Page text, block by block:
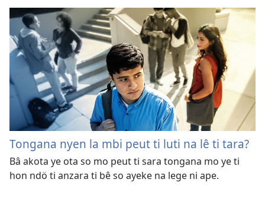
Tongana nyen la mbi peut ti luti na lê ti tara?
Bâ akota ye ota so mo peut ti sara tongana mo ye ti
hon ndö ti anzara ti bê so ayeke na lege ni ape.